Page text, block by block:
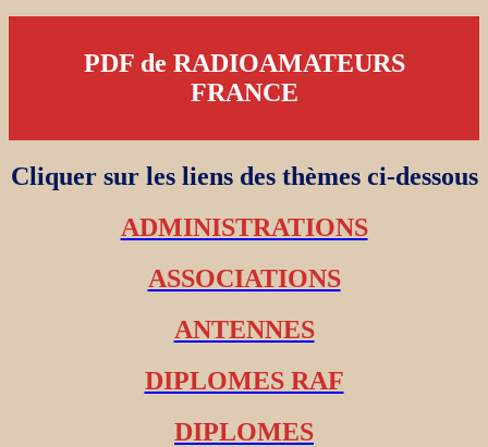
PDF de RADIOAMATEURS
FRANCE
Cliquer sur les liens des thèmes ci-dessous
ADMINISTRATIONS
ASSOCIATIONS
ANTENNES
DIPLOMES RAF
DIPLOMES